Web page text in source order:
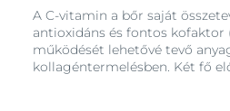
A C-vitamin a bőr saját
antioxidáns és fontos kofaktor
működését lehetővé tevő
kollagéntermelésben. Két fő